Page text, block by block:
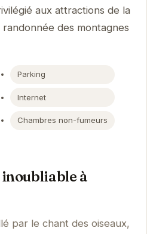
aux attractions de la
des montagnes
Parking
Internet
Chambres non-fumeurs
à
par le chant des oiseaux,